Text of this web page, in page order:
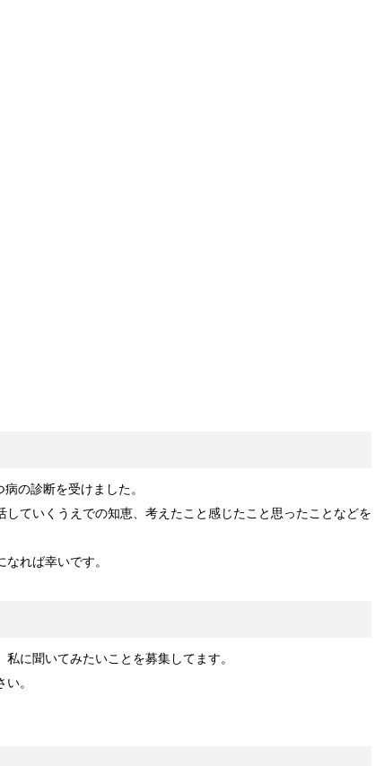
の診断を受けました。
ていくうえでの知恵、考えたこと感じたこと思ったことなどを
れば幸いです。
に聞いてみたいことを募集してます。
。